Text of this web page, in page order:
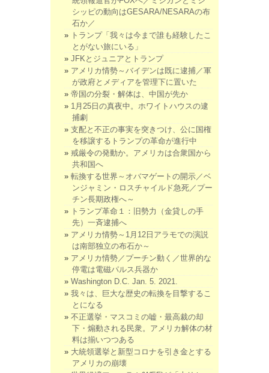
シッピの動向はGESARA/NESARAの布
石か／
トランプ「我々は今まで誰も経験したこ
とがない旅にいる」
JFKとジュニアとトランプ
アメリカ情勢～バイデンは既に逮捕／軍
が政府とメディアを管理下に置いた
帝国の分裂・解体は、中国が先か
1月25日の真夜中。ホワイトハウスの逮
捕劇
支配と不正の事実を突きつけ、公に国権
を移譲するトランプの革命が進行中
戒厳令の発動か。アメリカは合衆国から
共和国へ
転換する世界～オバマゲートの開示／ベ
ンジャミン・ロスチャイルド急死／プー
チン長期政権へ～
トランプ革命１：旧勢力（金貸しの手
先）一斉逮捕へ
アメリカ情勢～1月12日アラモでの演説
は南部独立の布石か～
アメリカ情勢／プーチン動く／世界的な
停電は電磁パルス兵器か
Washington D.C. Jan. 5. 2021.
我々は、巨大な歴史の転換を目撃するこ
とになる
不正選挙・マスコミの嘘・最高裁の却
下・煽動される民衆。アメリカ解体の材
料は揃いつつある
大統領選挙と新型コロナを引き金とする
アメリカの崩壊